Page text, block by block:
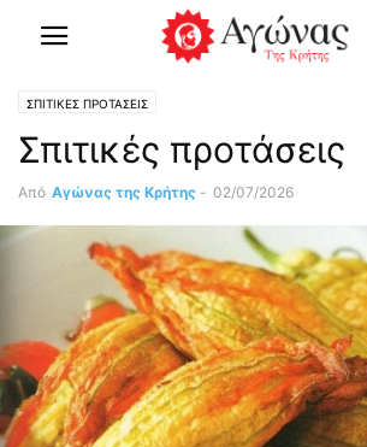
ΣΠΙΤΙΚΕΣ ΠΡΟΤΑΣΕΙΣ
Σπιτικές προτάσεις
Από Αγώνας της Κρήτης - 02/07/2026